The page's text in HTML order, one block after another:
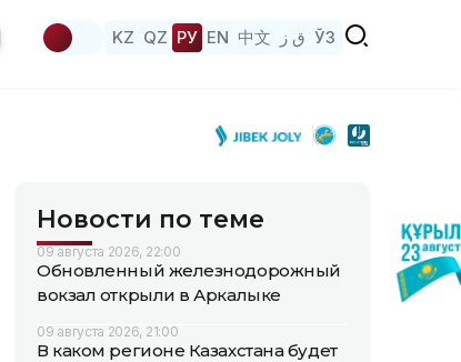
KZ QZ РУ EN 中文 ق ز ЎЗ
Новости по теме
09 августа 2026, 22:00
Обновленный железнодорожный
вокзал открыли в Аркалыке
09 августа 2026, 21:00
В каком регионе Казахстана будет